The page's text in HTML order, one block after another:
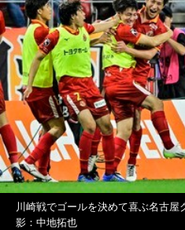
川崎戦でゴールを決めて喜ぶ名古
影：中地拓也